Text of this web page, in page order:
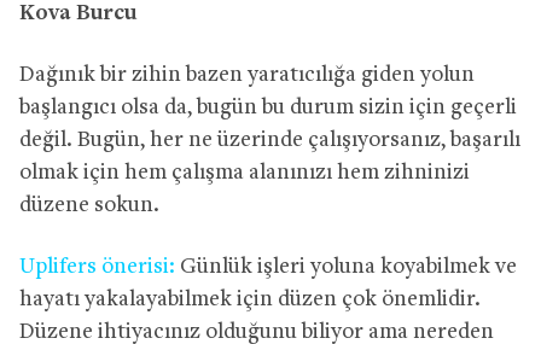
Kova Burcu
Dağınık bir zihin bazen yaratıcılığa giden yolun
başlangıcı olsa da, bugün bu durum sizin için geçerli
değil. Bugün, her ne üzerinde çalışıyorsanız, başarılı
olmak için hem çalışma alanınızı hem zihninizi
düzene sokun.
Uplifers önerisi: Günlük işleri yoluna koyabilmek ve
hayatı yakalayabilmek için düzen çok önemlidir.
Düzene ihtiyacınız olduğunu biliyor ama nereden